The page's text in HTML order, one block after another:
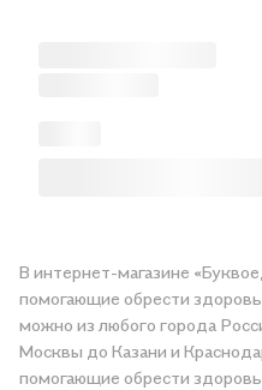
В интернет-магазине
помогающие обрести
можно из любого города
Москвы до Казани и
помогающие обрести